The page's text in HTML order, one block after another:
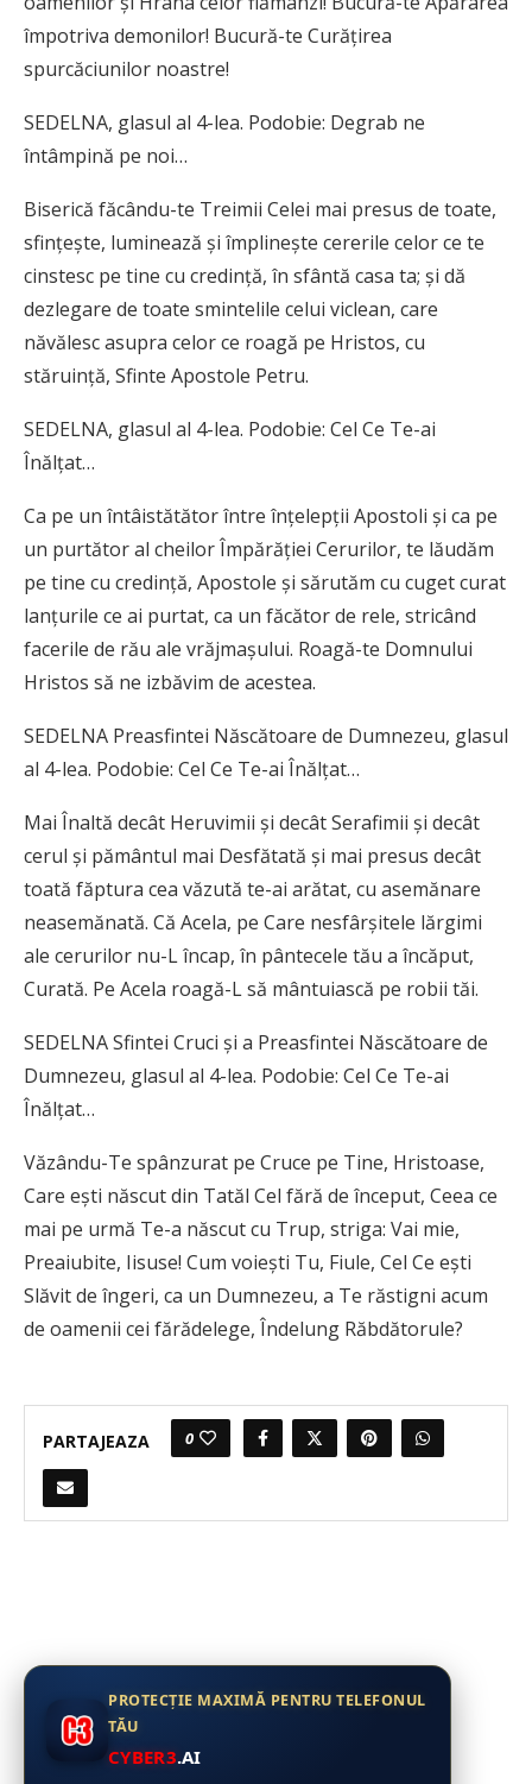
împotriva demonilor! Bucură-te Curăţirea
spurcăciunilor noastre!
SEDELNA, glasul al 4-lea. Podobie: Degrab ne
întâmpină pe noi…
Biserică făcându-te Treimii Celei mai presus de toate,
sfinţeşte, luminează şi împlineşte cererile celor ce te
cinstesc pe tine cu credinţă, în sfântă casa ta; şi dă
dezlegare de toate smintelile celui viclean, care
năvălesc asupra celor ce roagă pe Hristos, cu
stăruinţă, Sfinte Apostole Petru.
SEDELNA, glasul al 4-lea. Podobie: Cel Ce Te-ai
Înălţat…
Ca pe un întâistătător între înţelepţii Apostoli şi ca pe
un purtător al cheilor Împărăţiei Cerurilor, te lăudăm
pe tine cu credinţă, Apostole şi sărutăm cu cuget curat
lanţurile ce ai purtat, ca un făcător de rele, stricând
facerile de rău ale vrăjmaşului. Roagă-te Domnului
Hristos să ne izbăvim de acestea.
SEDELNA Preasfintei Născătoare de Dumnezeu, glasul
al 4-lea. Podobie: Cel Ce Te-ai Înălţat…
Mai Înaltă decât Heruvimii şi decât Serafimii şi decât
cerul şi pământul mai Desfătată şi mai presus decât
toată făptura cea văzută te-ai arătat, cu asemănare
neasemănată. Că Acela, pe Care nesfârşitele lărgimi
ale cerurilor nu-L încap, în pântecele tău a încăput,
Curată. Pe Acela roagă-L să mântuiască pe robii tăi.
SEDELNA Sfintei Cruci şi a Preasfintei Născătoare de
Dumnezeu, glasul al 4-lea. Podobie: Cel Ce Te-ai
Înălţat…
Văzându-Te spânzurat pe Cruce pe Tine, Hristoase,
Care eşti născut din Tatăl Cel fără de început, Ceea ce
mai pe urmă Te-a născut cu Trup, striga: Vai mie,
Preaiubite, Iisuse! Cum voieşti Tu, Fiule, Cel Ce eşti
Slăvit de îngeri, ca un Dumnezeu, a Te răstigni acum
de oamenii cei fărădelege, Îndelung Răbdătorule?
PARTAJEAZA 0
PROTECȚIE MAXIMĂ PENTRU TELEFONUL
TĂU
CYBER3.AI